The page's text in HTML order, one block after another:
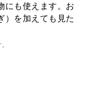
にも使えます。お
）を加えても見た